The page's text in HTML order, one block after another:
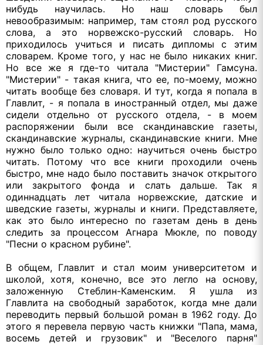
нибудь научилась. Но наш словарь был
невообразимым: например, там стоял род русского
слова, а это норвежско-русский словарь. Но
приходилось учиться и писать дипломы с этим
словарем. Кроме того, у нас не было никаких книг.
Но все же я где-то читала "Мистерии" Гамсуна.
"Мистерии" - такая книга, что ее, по-моему, можно
читать вообще без словаря. И тут, когда я попала в
Главлит, - я попала в иностранный отдел, мы даже
сидели отдельно от русского отдела, - в моем
распоряжении были все скандинавские газеты,
скандинавские журналы, скандинавские книги. Мне
нужно было только одно: научиться очень быстро
читать. Потому что все книги проходили очень
быстро, мне надо было поставить значок открытого
или закрытого фонда и слать дальше. Так я
одиннадцать лет читала норвежские, датские и
шведские газеты, журналы и книги. Представляете,
как это было интересно по газетам день в день
следить за процессом Агнара Мюкле, по поводу
"Песни о красном рубине".
В общем, Главлит и стал моим университетом и
школой, хотя, конечно, все это легло на основу,
заложенную Стеблин-Каменским. Я ушла из
Главлита на свободный заработок, когда мне дали
переводить первый большой роман в 1962 году. До
этого я перевела первую часть книжки "Папа, мама,
восемь детей и грузовик" и "Веселого парня"